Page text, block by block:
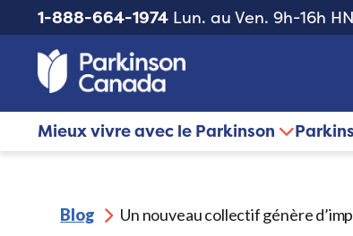
1-888-664-1974 Lun. au Ven. 9h-16h
Mieux vivre avec le Parkinson
Blog Un nouveau collectif génère